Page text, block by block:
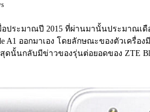
อประมาณปี 2015 ที่ผ่านมานั้นประมาณเ
A1 ออกมาเอง โดยลักษณะของตัวเครื่อง
ดนั้นกลับมีข่าวของรุ่นต่อยอดของ ZTE